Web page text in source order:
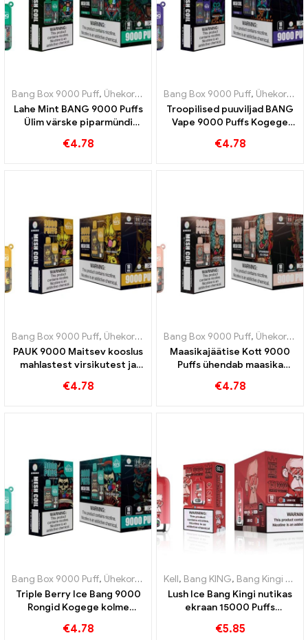
Bang Box 9000 Puff, Ühekordsed e-sigaretid Rootsi ,Ühekordsed
Lahe Mint BANG 9000 Puffs
Ülim värske piparmündi
€4.78
Bang Box 9000 Puff, Ühekordsed e-sigaretid Rootsi
Troopilised puuviljad BANG
Vape 9000 Puffs Kogege
eksootilist maitset
€4.78
Bang Box 9000 Puff, Ühekordsed e-sigaretid Rootsi ,Ühekordsed
PAUK 9000 Maitsev kooslus
mahlastest virsikutest ja
virsiku-mangost
€4.78
Bang Box 9000 Puff, Ühekordsed e-sigaretid Rootsi
Maasikajäätise Kott 9000
Puffs ühendab maasika
€4.78
Bang Box 9000 Puff, Ühekordsed e-sigaretid Rootsi ,Ühekordsed
Triple Berry Ice Bang 9000
Rongid Kogege kolme
maitset
€4.78
Kell, Bang KING, Bang Kingi nutikas ekraan 15000 Puff
Lush Ice Bang Kingi nutikas
ekraan 15000 Puffs
segu arbuusist ja
€5.85